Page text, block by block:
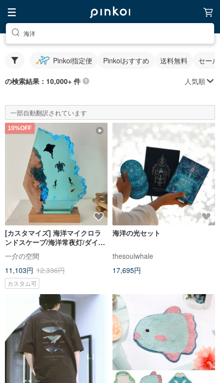
海洋
Pinkoi指定便 Pinkoiおすすめ 送料無料 セー
の検索結果：10,000+ 件 人気順
一部自動翻訳されています
10%OFF
[カスタマイズ] 海洋マイクロラ
ンドスケープ/海洋常夜灯/ダイビ
ングカップルと海洋生物
一介の空間
11,103円 12,336円
カスタム可
海洋の光セット
thesoulwhale
17,695円